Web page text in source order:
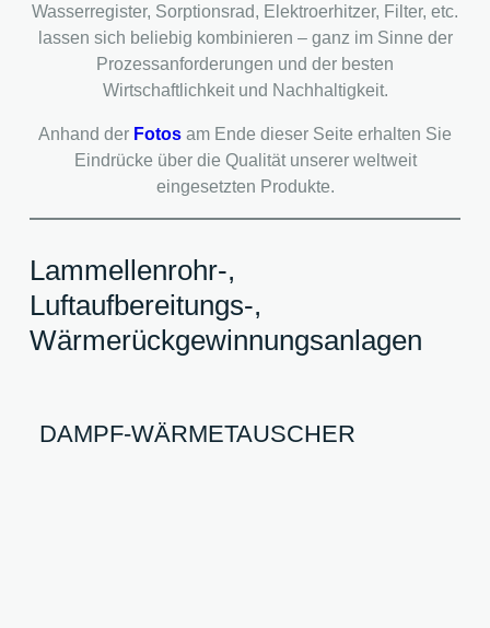
Wasserregister, Sorptionsrad, Elektroerhitzer, Filter, etc.
lassen sich beliebig kombinieren – ganz im Sinne der
Prozessanforderungen und der besten
Wirtschaftlichkeit und Nachhaltigkeit.
Anhand der Fotos am Ende dieser Seite erhalten Sie
Eindrücke über die Qualität unserer weltweit
eingesetzten Produkte.
Lammellenrohr-,
Luftaufbereitungs-,
Wärmerückgewinnungsanlagen
DAMPF-WÄRMETAUSCHER